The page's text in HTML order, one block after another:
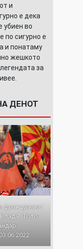
и
е дека
убиен во
по сигурно е
и понатаму
жешкото
за
ДЕНОТ
францускиот
Фото: